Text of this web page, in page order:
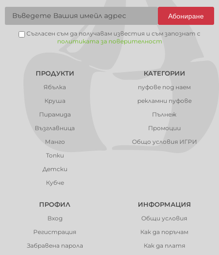
Абониране
Съгласен съм да получавам известия и съм запознат с
политиката за поверителност
ПРОДУКТИ
Ябълка
Круша
Пирамида
Възглавница
Манго
Топки
Детски
Кубче
КАТЕГОРИИ
пуфове под наем
рекламни пуфове
Пълнеж
Промоции
Общо условия ИГРИ
ПРОФИЛ
Вход
Регистрация
Забравена парола
ИНФОРМАЦИЯ
Общи условия
Как да поръчам
Как да платя